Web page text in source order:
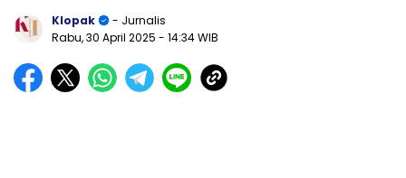
Klopak
- Jurnalis
Rabu, 30 April 2025 - 14:34 WIB